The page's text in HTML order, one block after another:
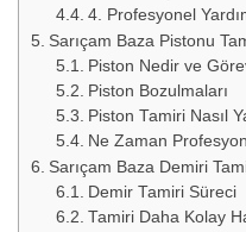
4. Profesyonel
Sarıçam Baza Pistonu
Piston Nedir ve
Piston Bozulmaları
Piston Tamiri Nasıl
Ne Zaman
Sarıçam Baza Demiri
Demir Tamiri Süreci
Tamiri Daha Kolay